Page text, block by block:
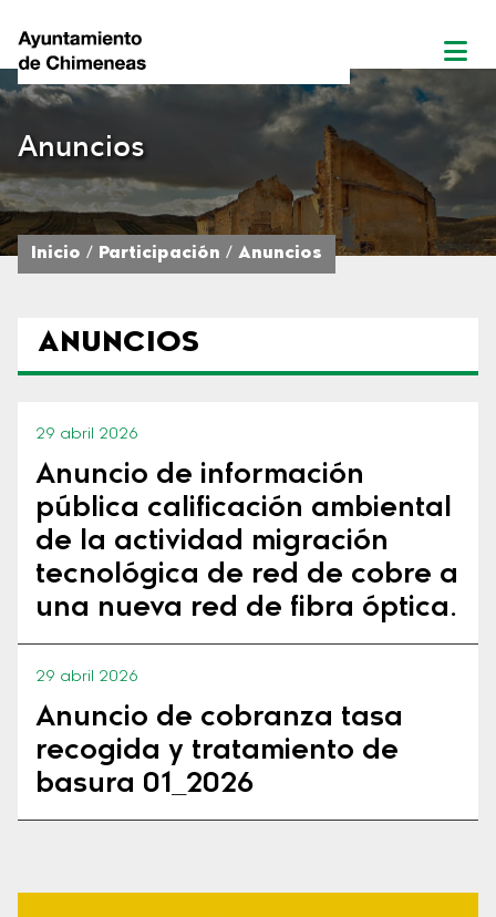
Anuncios
Inicio Participación Anuncios
ANUNCIOS
29 abril 2026
Anuncio de información
pública calificación ambiental
de la actividad migración
tecnológica de red de cobre a
una nueva red de fibra óptica.
29 abril 2026
Anuncio de cobranza tasa
recogida y tratamiento de
basura 01_2026